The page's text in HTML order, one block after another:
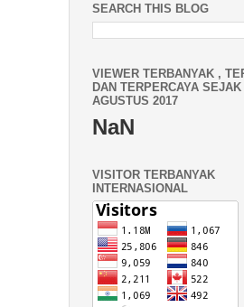
SEARCH THIS BLOG
VIEWER TERBANYAK ,
DAN TERPERCAYA SEJAK
AGUSTUS 2017
NaN
VISITOR TERBANYAK
INTERNASIONAL